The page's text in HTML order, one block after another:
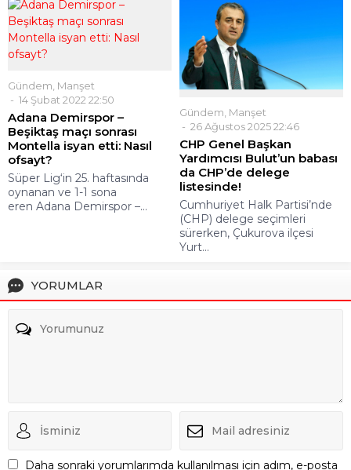
Gündem Manşet
14 Şubat 2022 22:50
Adana Demirspor –
Beşiktaş maçı sonrası
Montella isyan etti: Nasıl
ofsayt?
Süper Lig‘in 25. haftasında
oynanan ve 1-1 sona
eren Adana Demirspor –...
Gündem Manşet
26 Ağustos 2025 22:46
CHP Genel Başkan
Yardımcısı Bulut’un babası
da CHP’de delege
listesinde!
Cumhuriyet Halk Partisi’nde
(CHP) delege seçimleri
sürerken, Çukurova ilçesi
Yurt...
YORUMLAR
Daha sonraki yorumlarımda kullanılması için adım, e-posta